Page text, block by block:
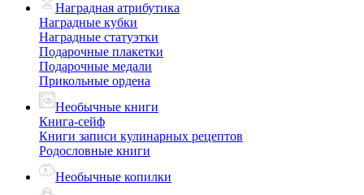
Наградная атрибутика
Наградные кубки
Наградные статуэтки
Подарочные плакетки
Подарочные медали
Прикольные ордена
Необычные книги
Книга-сейф
Книги записи кулинарных рецептов
Родословные книги
Необычные копилки